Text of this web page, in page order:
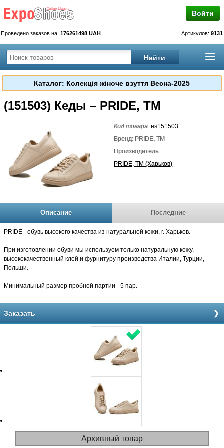
Войти
Проведено заказов на: 176261498 UAH Артикулов: 9131
Каталог: Колекція жіноче взуття Весна-2025
(151503) Кеды – PRIDE, TM
Код товара:es151503
Бренд: PRIDE, TM
Производитель:
PRIDE, TM (Харьков)
Описание Последние
PRIDE - обувь высокого качества из натуральной кожи, г. Харьков.
При изготовлении обуви мы используем только натуральную кожу,
высококачественный клей и фурнитуру производства Италии, Турции,
Польши.
Минимальный размер пробной партии - 5 пар.
Заказать
Архивный товар